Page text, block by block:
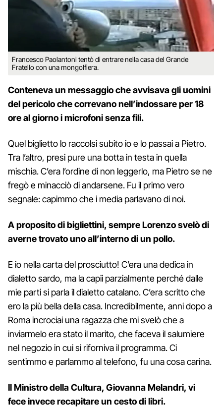
Francesco Paolantoni tentò di entrare nella casa del Grande
Fratello con una mongolfiera.
Conteneva un messaggio che avvisava gli uomini
del pericolo che correvano nell’indossare per 18
ore al giorno i microfoni senza fili.
Quel biglietto lo raccolsi subito io e lo passai a Pietro.
Tra l’altro, presi pure una botta in testa in quella
mischia. C’era l’ordine di non leggerlo, ma Pietro se ne
fregò e minacciò di andarsene. Fu il primo vero
segnale: capimmo che i media parlavano di noi.
A proposito di bigliettini, sempre Lorenzo svelò di
averne trovato uno all’interno di un pollo.
E io nella carta del prosciutto! C’era una dedica in
dialetto sardo, ma la capii parzialmente perché dalle
mie parti si parla il dialetto catalano. C’era scritto che
ero la più bella della casa. Incredibilmente, anni dopo a
Roma incrociai una ragazza che mi svelò che a
inviarmelo era stato il marito, che faceva il salumiere
nel negozio in cui si riforniva il programma. Ci
sentimmo e parlammo al telefono, fu una cosa carina.
Il Ministro della Cultura, Giovanna Melandri, vi
fece invece recapitare un cesto di libri.